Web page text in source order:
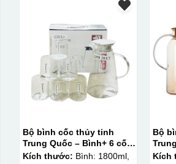
Bộ bình cốc thủy tinh
Trung Quốc – Bình+ 6 cốc
không quai Deli
Kích thước: Bình: 1800ml,
Bộ
Kích